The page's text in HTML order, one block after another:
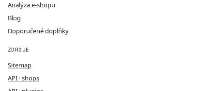
Analýza e-shopu
Blog
Doporučené doplňky
ZDROJE
Sitemap
API · shops